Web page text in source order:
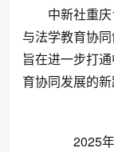
中新社重
与法学教育协
旨在进一步打
育协同发展的新
2025年